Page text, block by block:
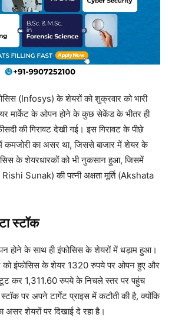
(Infosys) के शेयरों को शुक्रवार को भारी
मार्केट के ओपन होने के कुछ सेकेंड के भीतर ही
की गिरावट देखी गई। इस गिरावट के पीछे
में कमजोरी का असर था, जिससे बाजार में शेयर के
के शेयरधारकों को भी नुकसान हुआ, जिसमें
Rishi Sunak) की पत्नी अक्षता मूर्ति (Akshata
स्टॉक
होने के साथ ही इंफोसिस के शेयरों में धड़ाम हुआ।
को इंफोसिस के शेयर 1320 रुपये पर ओपन हुए और
कर 1,311.60 रुपये के निचले स्तर पर पहुंच
पर अपने टार्गेट प्राइस में कटौती की है, क्योंकि
शेयरों पर दिखाई दे रहा है।